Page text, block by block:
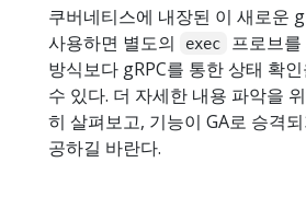
쿠버네티스에 내장된 이 새로운
사용하면 별도의
exec
프로브
방식보다 gRPC를 통한 상태 확
수 있다. 더 자세한 내용 파악을
히 살펴보고, 기능이 GA로 승격
공하길 바란다.